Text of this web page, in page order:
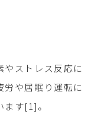
やストレス反応に
労や居眠り運転に
す[1]。